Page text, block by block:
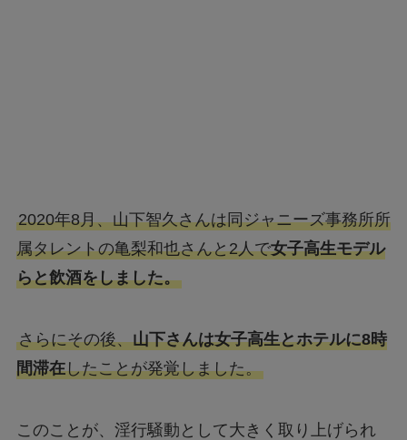
2020年8月、山下智久さんは同ジャニーズ事務所所
属タレントの亀梨和也さんと2人で女子高生モデル
らと飲酒をしました。
さらにその後、山下さんは女子高生とホテルに8時
間滞在したことが発覚しました。
このことが、淫行騒動として大きく取り上げられ